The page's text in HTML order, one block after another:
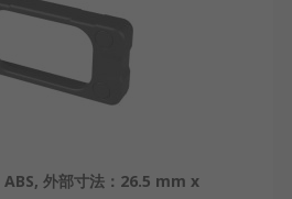
ABS, 外部寸法：26.5 mm x